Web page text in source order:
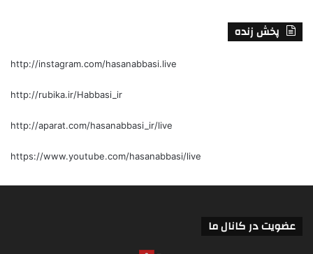
پخش زنده
http://instagram.com/hasanabbasi.live
http://rubika.ir/Habbasi_ir
http://aparat.com/hasanabbasi_ir/live
https://www.youtube.com/hasanabbasi/live
عضویت در کانال ما